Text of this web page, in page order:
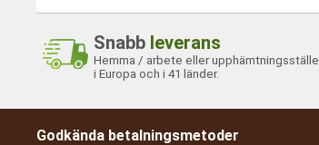
Snabb leverans
Hemma / arbete eller upphämtningsställe
i Europa och i 41 länder.
Godkända betalningsmetoder